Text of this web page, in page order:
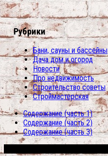
Рубрики
Бани, сауны и бассейны
Дача дом и огород
Новости
Про недвижимость
Строительство советы
Строймастерская
Содержание (часть 1)
Содержание (часть 2)
Содержание (часть 3)